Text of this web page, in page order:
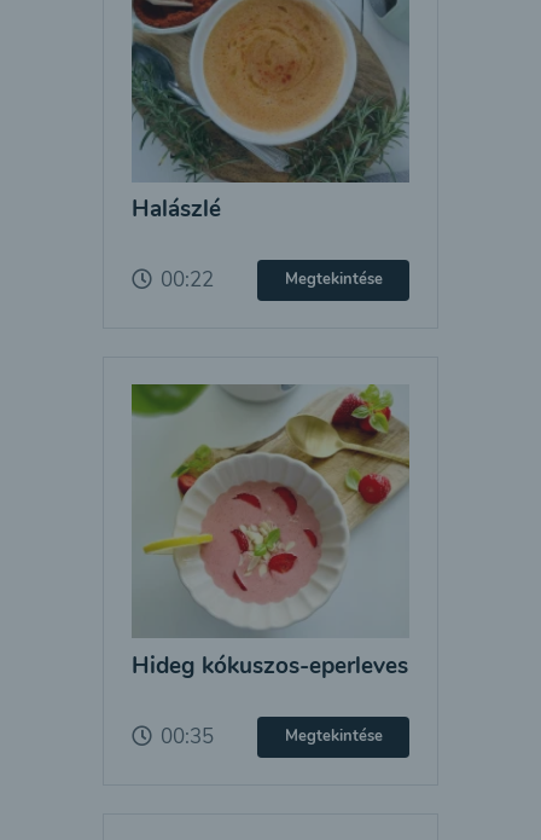
Halászlé
00:22 Megtekintése
Hideg kókuszos-eperleves
00:35 Megtekintése